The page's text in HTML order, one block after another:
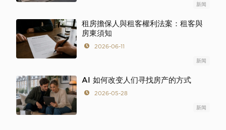
新闻
租房擔保人與租客權利法案：租客與
房東須知
2026-06-11
新闻
AI 如何改变人们寻找房产的方式
2026-05-28
新闻